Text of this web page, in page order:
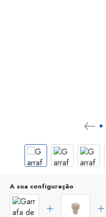
A sua configuração